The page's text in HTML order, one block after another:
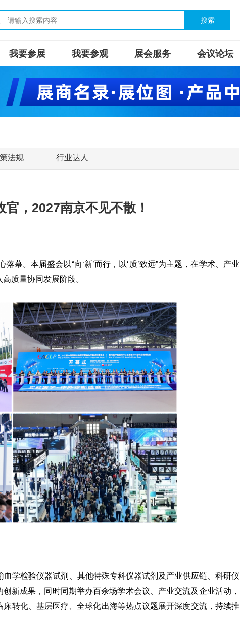
搜索
我要参展 我要参观 展会服务 会议论坛
法规 行业达人
，2027南京不见不散！
幕。本届盛会以“向‘新’而行，以‘质’致远”为主题，在学术、产业
质量协同发展阶段。
学检验仪器试剂、其他特殊专科仪器试剂及产业供应链、科研仪
创新成果，同时同期举办百余场学术会议、产业交流及企业活动，
转化、基层医疗、全球化出海等热点议题展开深度交流，持续推